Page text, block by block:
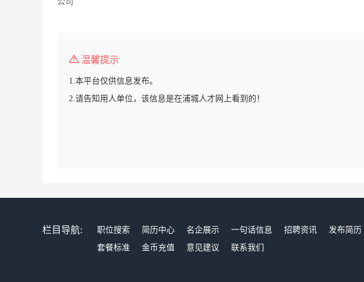
温馨提示
1.本平台仅供信息发布。
2.请告知用人单位，该信息是在浦城人才网上看到的！
栏目导航: 职位搜索 简历中心 名企展示 一句话信息 招聘资讯 发布简历
套餐标准
金币充值 意见建议 联系我们